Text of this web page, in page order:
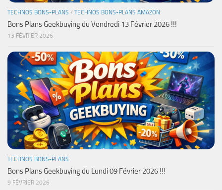
TECHNOS BONS-PLANS / TECHNOS BONS-PLANS AMAZON
Bons Plans Geekbuying du Vendredi 13 Février 2026 !!!
13 FÉVRIER 2026
TECHNOS BONS-PLANS
Bons Plans Geekbuying du Lundi 09 Février 2026 !!!
9 FÉVRIER 2026